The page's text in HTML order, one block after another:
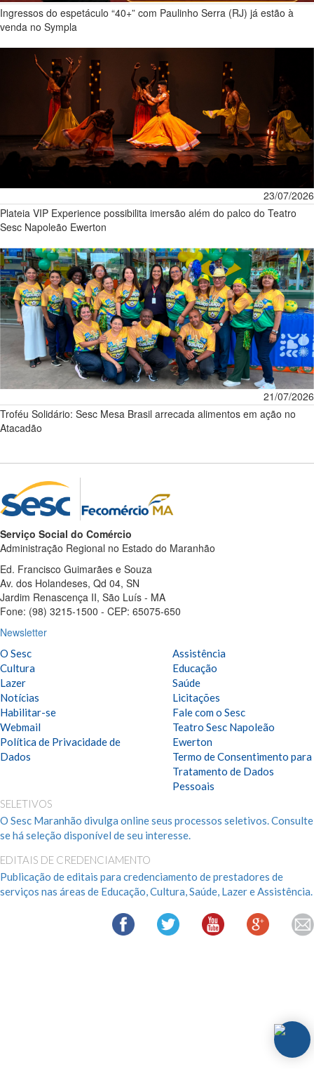
Ingressos do espetáculo “40+” com Paulinho Serra (RJ) já estão à
venda no Sympla
23/07/2026
Plateia VIP Experience possibilita imersão além do palco do Teatro
Sesc Napoleão Ewerton
21/07/2026
Troféu Solidário: Sesc Mesa Brasil arrecada alimentos em ação no
Atacadão
Serviço Social do Comércio
Administração Regional no Estado do Maranhão
Ed. Francisco Guimarães e Souza
Av. dos Holandeses, Qd 04, SN
Jardim Renascença II, São Luís - MA
Fone: (98) 3215-1500 - CEP: 65075-650
Newsletter
O Sesc
Assistência
Cultura
Educação
Lazer
Saúde
Notícias
Licitações
Habilitar-se
Fale com o Sesc
Webmail
Teatro Sesc Napoleão
Ewerton
Política de Privacidade de
Dados
Termo de Consentimento para
Tratamento de Dados
Pessoais
SELETIVOS
O Sesc Maranhão divulga online seus processos seletivos. Consulte
se há seleção disponível de seu interesse.
EDITAIS DE CREDENCIAMENTO
Publicação de editais para credenciamento de prestadores de
serviços nas áreas de Educação, Cultura, Saúde, Lazer e Assistência.